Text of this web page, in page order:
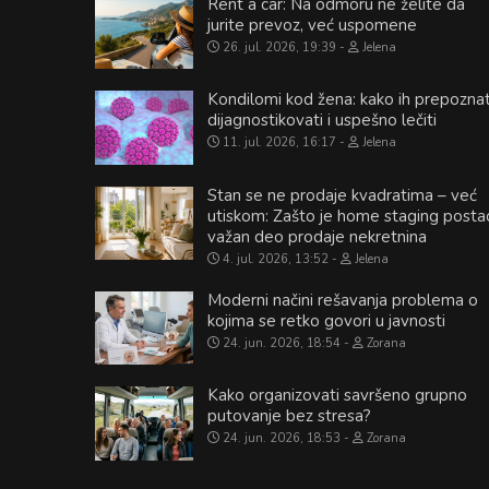
jurite prevoz, već uspomene
26. jul. 2026, 19:39 Jelena
Kondilomi kod žena: kako ih
dijagnostikovati i uspešno lečiti
11. jul. 2026, 16:17 Jelena
Stan se ne prodaje kvadratima – već
utiskom: Zašto je home staging
važan deo prodaje nekretnina
4. jul. 2026, 13:52 Jelena
Moderni načini rešavanja problema o
kojima se retko govori u javnosti
24. jun. 2026, 18:54 Zorana
Kako organizovati savršeno grupno
putovanje bez stresa?
24. jun. 2026, 18:53 Zorana